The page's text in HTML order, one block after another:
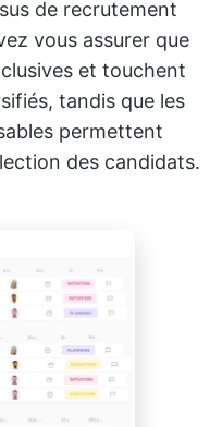
de recrutement
vous assurer que
et touchent
tandis que les
permettent
des candidats.